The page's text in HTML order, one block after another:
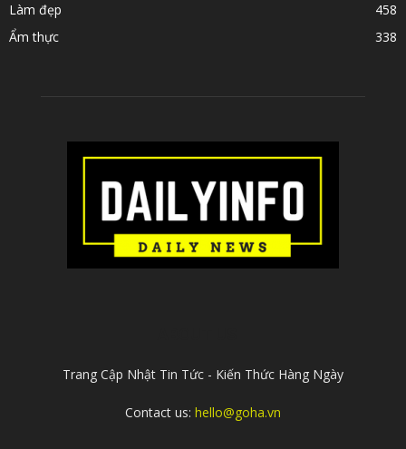
Làm đẹp
458
Ẩm thực
338
Trang Cập Nhật Tin Tức - Kiến Thức Hàng Ngày
Contact us: hello@goha.vn